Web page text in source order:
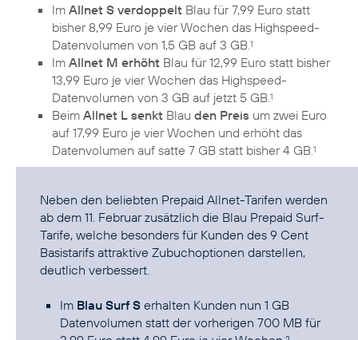
Im Allnet S verdoppelt Blau für 7,99 Euro statt
bisher 8,99 Euro je vier Wochen das Highspeed-
Datenvolumen von 1,5 GB auf 3 GB. 1
Im Allnet M erhöht Blau für 12,99 Euro statt bisher
13,99 Euro je vier Wochen das Highspeed-
Datenvolumen von 3 GB auf jetzt 5 GB. 1
Beim Allnet L senkt Blau den Preis um zwei Euro
auf 17,99 Euro je vier Wochen und erhöht das
Datenvolumen auf satte 7 GB statt bisher 4 GB. 1
Neben den beliebten Prepaid Allnet-Tarifen werden
ab dem 11. Februar zusätzlich die Blau Prepaid Surf-
Tarife, welche besonders für Kunden des 9 Cent
Basistarifs attraktive Zubuchoptionen darstellen,
deutlich verbessert.
Im Blau Surf S erhalten Kunden nun 1 GB
Datenvolumen statt der vorherigen 700 MB für